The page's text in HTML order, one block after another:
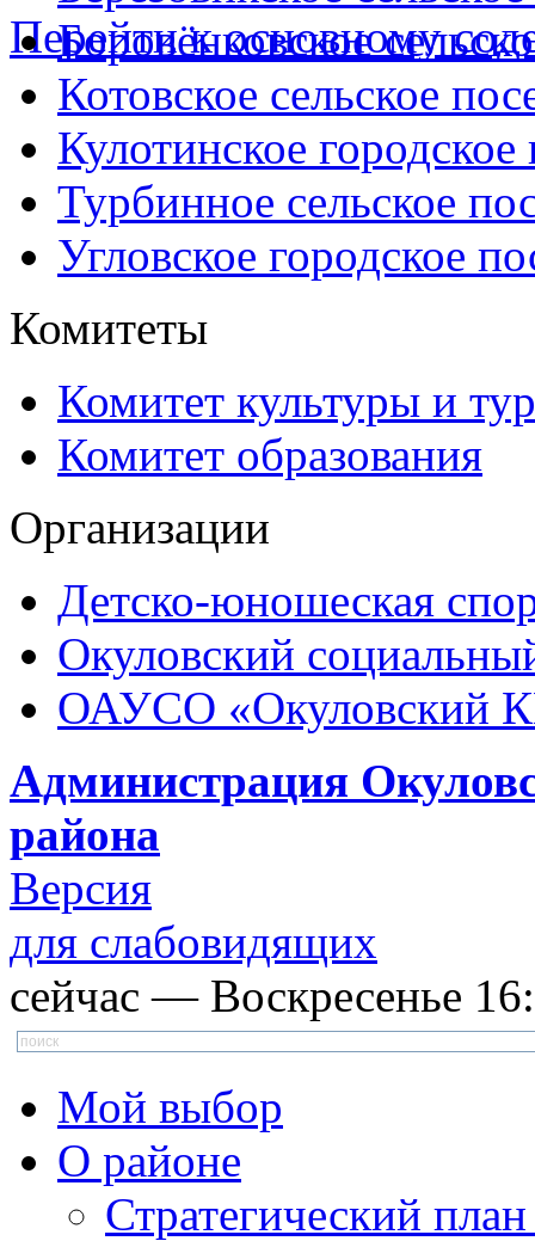
Перейти к основному
Боровёнковское
Котовское сельское
Кулотинское городское
Турбинное сельское
Угловское городское
Комитеты
Комитет культуры и
Комитет образования
Организации
Детско-юношеская
Окуловский
ОАУСО «Окуловский
Администрация
района
Версия
для слабовидящих
сейчас — Воскресенье
Мой выбор
О районе
Стратегический